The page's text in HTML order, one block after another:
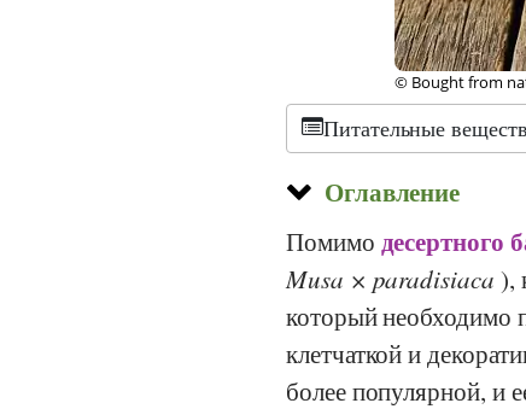
© CC-by-sa 2.0,
Питательные
Оглавление
Помимо десертного
Musa × paradisiaca ),
который необходимо
клетчаткой и
более популярной, и